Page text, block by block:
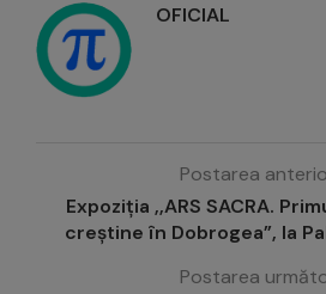
OFICIAL
Postarea
Expoziția ,,ARS SACRA.
creștine în Dobrogea”, la
Postarea